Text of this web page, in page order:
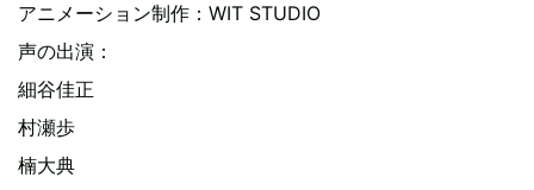
アニメーション制作：WIT STUDIO
声の出演：
細谷佳正
村瀬歩
楠大典